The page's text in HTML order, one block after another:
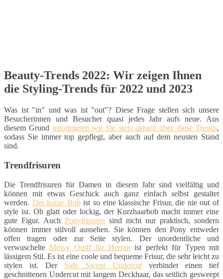
Beauty-Trends 2022: Wir zeigen Ihnen
die Styling-Trends für 2022 und 2023
Was ist "in" und was ist "out"? Diese Frage stellen sich unsere
Besucherinnen und Besucher quasi jedes Jahr aufs neue. Aus
diesem Grund informieren wir Sie stets aktuell über diese Trends,
sodass Sie immer top gepflegt, aber auch auf dem neusten Stand
sind.
Trendfrisuren
Die Trendfrisuren für Damen in diesem Jahr sind vielfältig und
können mit etwas Geschick auch ganz einfach selbst gestaltet
werden. Der kurze Bobist so eine klassische Frisur, die nie out of
style ist. Ob glatt oder lockig, der Kurzhaarbob macht immer eine
gute Figur. Auch Ponyfrisuren sind nicht nur praktisch, sondern
können immer stilvoll aussehen. Sie können den Pony entweder
offen tragen oder zur Seite stylen. Der unordentliche und
verwuschelteMessy Quiff für Herren ist perfekt für Typen mit
lässigem Stil. Es ist eine coole und bequeme Frisur, die sehr leicht zu
stylen ist. Der Side Swept Undercutverbindet einen tief
geschnittenen Undercut mit langem Deckhaar, das seitlich gesweept